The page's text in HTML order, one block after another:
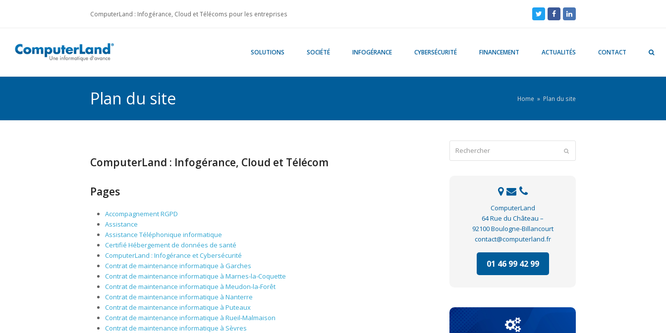
ComputerLand : Infogérance, Cloud et Télécoms pour les entreprises TwitterFacebookLinkedIn
SOLUTIONS SOCIÉTÉ INFOGÉRANCE CYBERSÉCURITÉ FINANCEMENT ACTUALITÉS CONTACT
Plan du site Home » Plan du site
ComputerLand : Infogérance, Cloud et Télécom
Pages
Accompagnement RGPD
Assistance
Assistance Téléphonique informatique
Certifié Hébergement de données de santé
ComputerLand : Infogérance et Cybersécurité
Contrat de maintenance informatique à Garches
Contrat de maintenance informatique à Marnes-la-Coquette
Contrat de maintenance informatique à Meudon-la-Forêt
Contrat de maintenance informatique à Nanterre
Contrat de maintenance informatique à Puteaux
Contrat de maintenance informatique à Rueil-Malmaison
Contrat de maintenance informatique à Sèvres
ComputerLand
64 Rue du Château –
92100 Boulogne-Billancourt
contact@computerland.fr
01 46 99 42 99